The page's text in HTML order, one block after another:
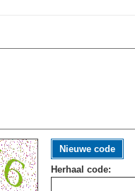
Nieuwe code
Herhaal code: